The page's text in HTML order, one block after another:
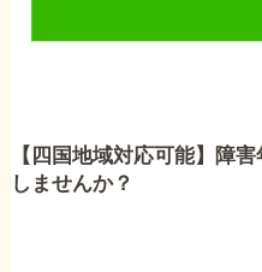
【四国地域対応可能】障
しませんか？